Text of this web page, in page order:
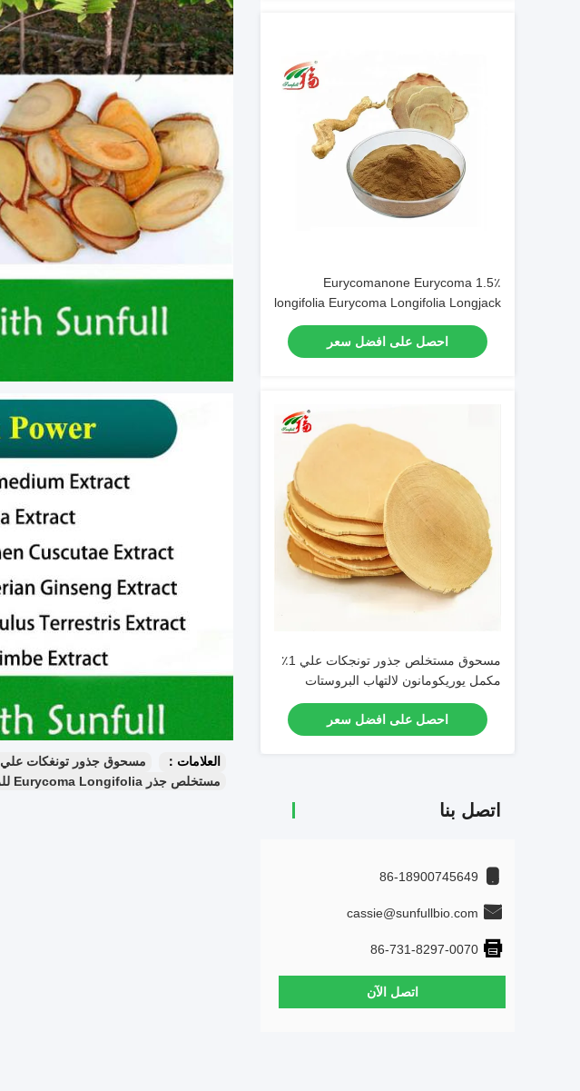
1.5٪ Eurycomanone Eurycoma
longifolia Eurycoma Longifolia Longjack
الوظيفة الجنسية
احصل على افضل سعر
مسحوق مستخلص جذور تونجكات علي 1٪
مكمل يوريكومانون لالتهاب البروستات
احصل على افضل سعر
اتصل بنا
86-18900745649
cassie@sunfullbio.com
86-731-8297-0070
اتصل الآن
العلامات： مسحوق جذور تونغكات علي 10: 1
مستخلص جذر Eurycoma Longifolia للرعاية الصحية